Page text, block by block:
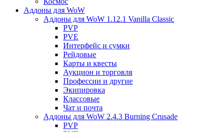
Аддоны для WoW
Аддоны для WoW 1.12.1 Vanilla Classic
PVP
PVE
Интерфейс и сумки
Рейдовые
Карты и квесты
Аукцион и торговля
Профессии и другие
Экипировка
Классовые
Чат и почта
Аддоны для WoW 2.4.3 Burning Crusade
PVP